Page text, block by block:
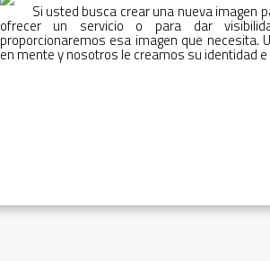
Si usted busca crear una nueva imagen
ofrecer un servicio o para dar
proporcionaremos esa imagen que necesita.
en mente y nosotros le creamos su identidad